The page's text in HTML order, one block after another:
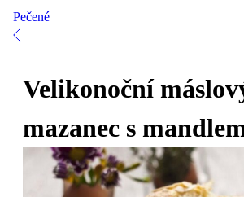
Pečené
Velikonoční
mazanec s